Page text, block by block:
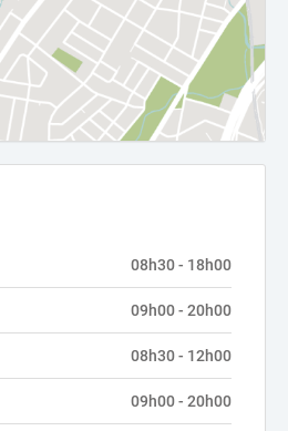
08h30 - 18h00
09h00 - 20h00
08h30 - 12h00
09h00 - 20h00